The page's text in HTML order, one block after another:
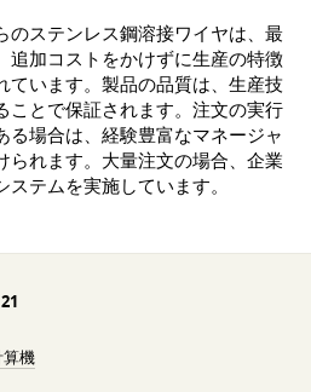
のステンレス鋼溶接ワイヤは、最
追加コストをかけずに生産の特徴
ています。製品の品質は、生産技
ことで保証されます。注文の実行
る場合は、経験豊富なマネージャ
られます。大量注文の場合、企業
テムを実施しています。
機